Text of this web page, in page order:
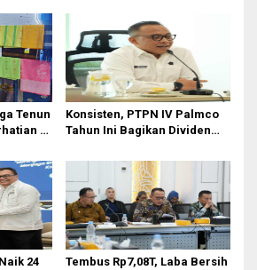
Unggulan
Tenun
di
Konsisten, PTPN IV Palmco
Tahun Ini Bagikan Dividen
24
Tembus Rp7,08T, Laba Bersih